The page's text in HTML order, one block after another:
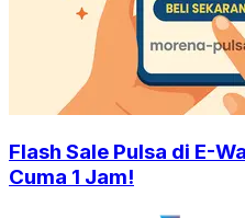
Flash Sale Pulsa di E-
Cuma 1 Jam!